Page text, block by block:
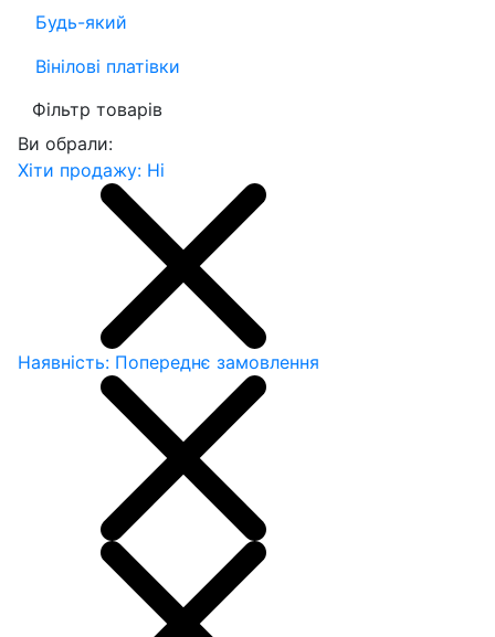
Будь-який
Вінілові платівки
Фільтр товарів
Ви обрали:
Хіти продажу: Ні
Наявність: Попереднє замовлення